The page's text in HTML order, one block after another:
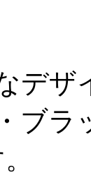
デザ
ブラ